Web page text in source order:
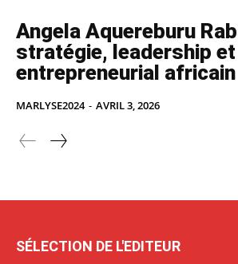
Angela Aquereburu
stratégie, leadership
entrepreneurial africain
MARLYSE2024 - AVRIL 3, 2026
SÉLECTION DE L'EDITEUR